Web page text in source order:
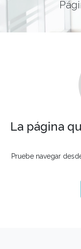
La página
Pruebe navegar